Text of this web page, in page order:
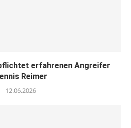
erfahrenen Angreifer
Reimer
12.06.2026